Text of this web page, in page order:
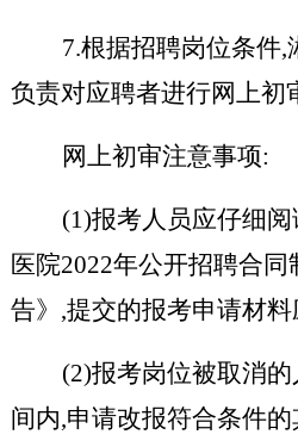
7.根据招聘岗位条件
负责对应聘者进行网上初
网上初审注意事项:
(1)报考人员应仔细
医院2022年公开招聘合
告》,提交的报考申请材料
(2)报考岗位被取消
间内,申请改报符合条件